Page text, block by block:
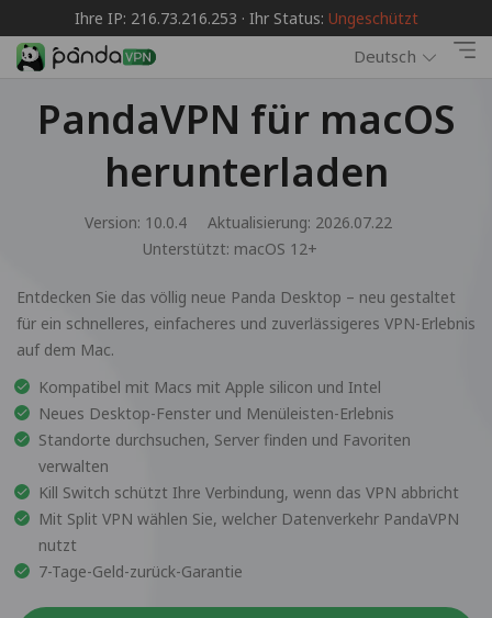
Ihre IP: 216.73.216.253 · Ihr Status: Ungeschützt
Deutsch
PandaVPN für macOS
herunterladen
Version: 10.0.4
Aktualisierung: 2026.07.22
Unterstützt: macOS 12+
Entdecken Sie das völlig neue Panda Desktop – neu gestaltet
für ein schnelleres, einfacheres und zuverlässigeres VPN-Erlebnis
auf dem Mac.
Kompatibel mit Macs mit Apple silicon und Intel
Neues Desktop-Fenster und Menüleisten-Erlebnis
Standorte durchsuchen, Server finden und Favoriten
verwalten
Kill Switch schützt Ihre Verbindung, wenn das VPN abbricht
Mit Split VPN wählen Sie, welcher Datenverkehr PandaVPN
nutzt
7-Tage-Geld-zurück-Garantie